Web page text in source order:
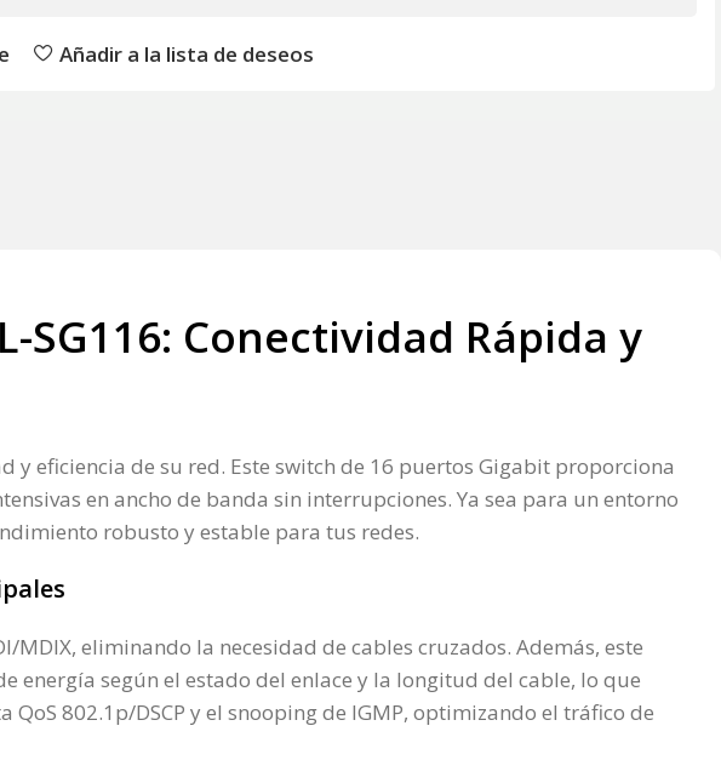
Añadir a la lista de deseos
SG116: Conectividad Rápida y
y eficiencia de su red. Este switch de 16 puertos Gigabit proporciona
en ancho de banda sin interrupciones. Ya sea para un entorno
robusto y estable para tus redes.
eliminando la necesidad de cables cruzados. Además, este
energía según el estado del enlace y la longitud del cable, lo que
802.1p/DSCP y el snooping de IGMP, optimizando el tráfico de